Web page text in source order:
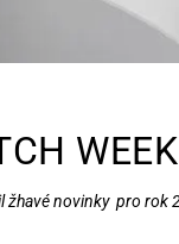
žhavé novinky pro rok